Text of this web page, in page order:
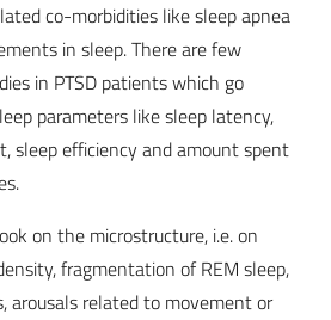
co-morbidities like sleep apnea
in sleep. There are few
in PTSD patients which go
parameters like sleep latency,
sleep efficiency and amount spent
on the microstructure, i.e. on
fragmentation of REM sleep,
arousals related to movement or